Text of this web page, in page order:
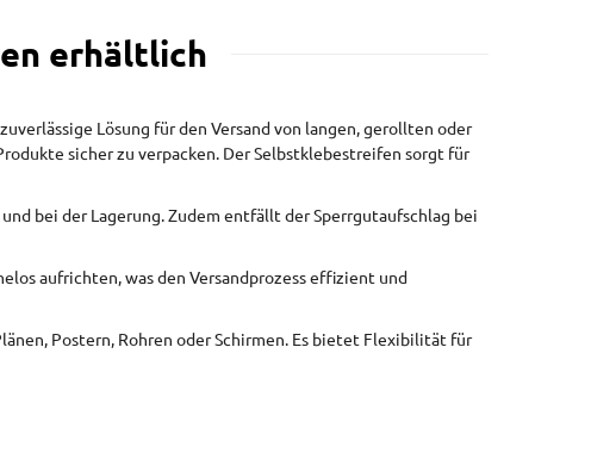
erhältlich
Lösung für den Versand von langen, gerollten oder
sicher zu verpacken. Der Selbstklebestreifen sorgt für
bei der Lagerung. Zudem entfällt der Sperrgutaufschlag bei
aufrichten, was den Versandprozess effizient und
Postern, Rohren oder Schirmen. Es bietet Flexibilität für